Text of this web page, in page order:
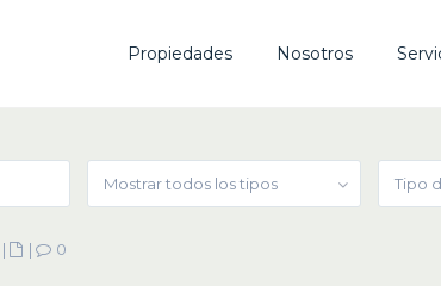
Propiedades Nosotros
Mostrar todos los tipos Tipo
| | 0